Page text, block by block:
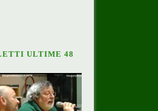
ULTIME 48